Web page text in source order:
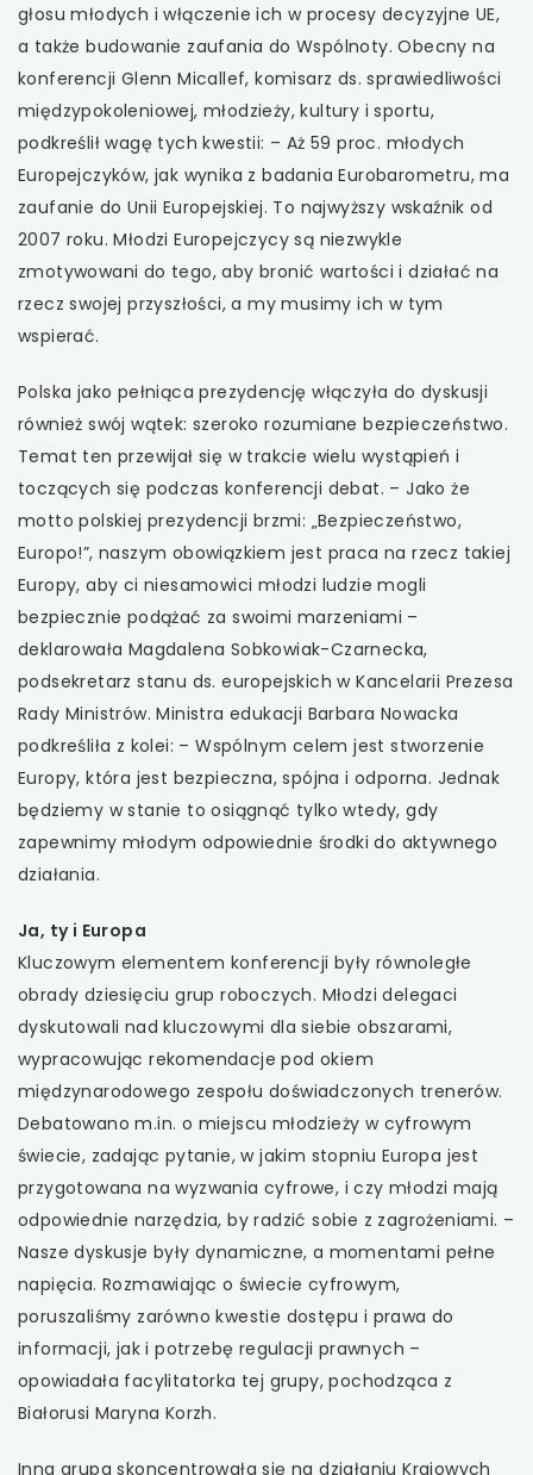
głosu młodych i włączenie ich w procesy decyzyjne UE,
a także budowanie zaufania do Wspólnoty. Obecny na
konferencji Glenn Micallef, komisarz ds. sprawiedliwości
międzypokoleniowej, młodzieży, kultury i sportu,
podkreślił wagę tych kwestii: – Aż 59 proc. młodych
Europejczyków, jak wynika z badania Eurobarometru, ma
zaufanie do Unii Europejskiej. To najwyższy wskaźnik od
2007 roku. Młodzi Europejczycy są niezwykle
zmotywowani do tego, aby bronić wartości i działać na
rzecz swojej przyszłości, a my musimy ich w tym
wspierać.
Polska jako pełniąca prezydencję włączyła do dyskusji
również swój wątek: szeroko rozumiane bezpieczeństwo.
Temat ten przewijał się w trakcie wielu wystąpień i
toczących się podczas konferencji debat. – Jako że
motto polskiej prezydencji brzmi: „Bezpieczeństwo,
Europo!”, naszym obowiązkiem jest praca na rzecz takiej
Europy, aby ci niesamowici młodzi ludzie mogli
bezpiecznie podążać za swoimi marzeniami –
deklarowała Magdalena Sobkowiak-Czarnecka,
podsekretarz stanu ds. europejskich w Kancelarii Prezesa
Rady Ministrów. Ministra edukacji Barbara Nowacka
podkreśliła z kolei: – Wspólnym celem jest stworzenie
Europy, która jest bezpieczna, spójna i odporna. Jednak
będziemy w stanie to osiągnąć tylko wtedy, gdy
zapewnimy młodym odpowiednie środki do aktywnego
działania.
Ja, ty i Europa
Kluczowym elementem konferencji były równoległe
obrady dziesięciu grup roboczych. Młodzi delegaci
dyskutowali nad kluczowymi dla siebie obszarami,
wypracowując rekomendacje pod okiem
międzynarodowego zespołu doświadczonych trenerów.
Debatowano m.in. o miejscu młodzieży w cyfrowym
świecie, zadając pytanie, w jakim stopniu Europa jest
przygotowana na wyzwania cyfrowe, i czy młodzi mają
odpowiednie narzędzia, by radzić sobie z zagrożeniami. –
Nasze dyskusje były dynamiczne, a momentami pełne
napięcia. Rozmawiając o świecie cyfrowym,
poruszaliśmy zarówno kwestie dostępu i prawa do
informacji, jak i potrzebę regulacji prawnych –
opowiadała facylitatorka tej grupy, pochodząca z
Białorusi Maryna Korzh.
Inna grupa skoncentrowała się na działaniu Krajowych